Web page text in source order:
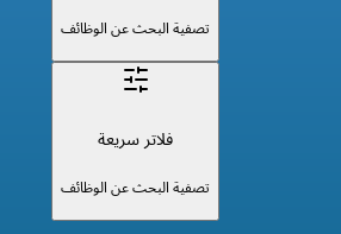
تصفية البحث عن الوظائف
فلاتر سريعة
تصفية البحث عن الوظائف